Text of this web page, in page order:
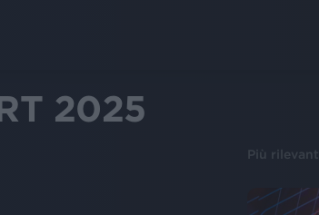
2025
Più rilevanti